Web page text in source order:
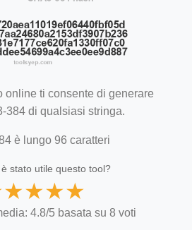
online ti consente di generare
384 di qualsiasi stringa.
è lungo 96 caratteri
stato utile questo tool?
★★★★
4.8/5 basata su 8 voti